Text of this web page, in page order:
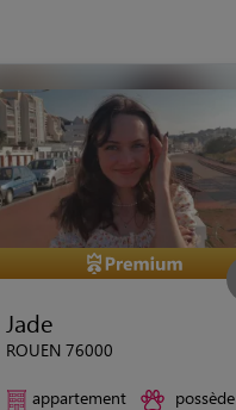
Jade
ROUEN 76000
appartement
possède